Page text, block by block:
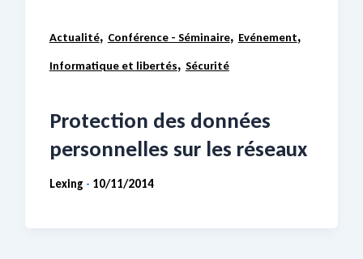
Actualité, Conférence - Séminaire, Evénement,
Informatique et libertés, Sécurité
Protection des données
personnelles sur les réseaux
Lexing - 10/11/2014